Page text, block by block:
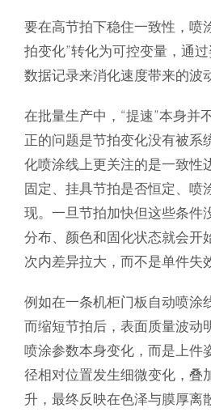
要在高节拍下稳住一致性，喷
拍变化”转化为可控变量，通
数据记录来消化速度带来的波
在批量生产中，“提速”本身并
正的问题是节拍变化没有被系
化喷涂线上更关注的是一致性
固定、挂具节拍是否恒定、喷
现。一旦节拍加快但这些条件
分布、颜色和固化状态就会开
次内差异拉大，而不是单件失
例如在一条机柜门板自动喷涂
而缩短节拍后，表面质量波动
喷涂参数本身变化，而是上件
径相对位置发生细微变化，叠
升，最终反映在色泽与膜厚离